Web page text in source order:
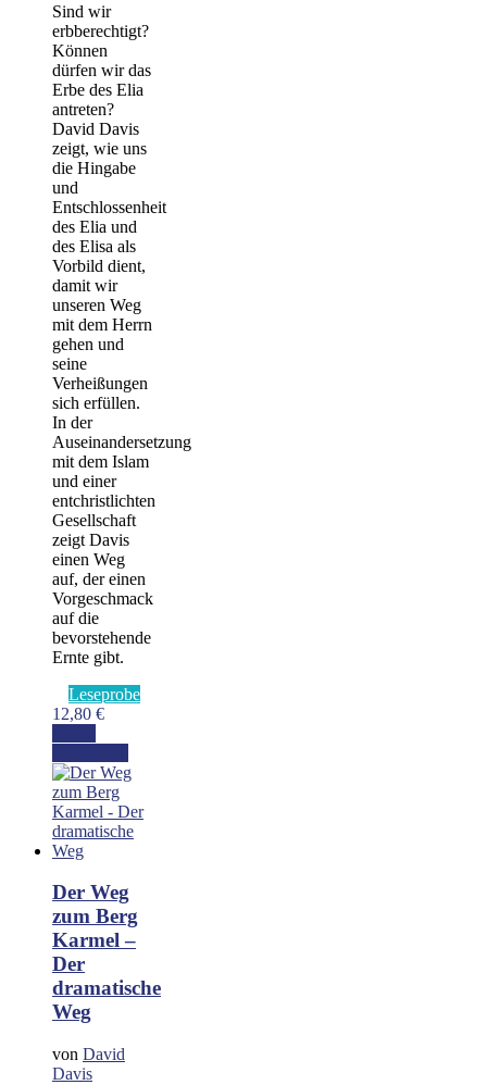
Sind wir
erbberechtigt?
Können
dürfen wir das
Erbe des Elia
antreten?
David Davis
zeigt, wie uns
die Hingabe
und
Entschlossenheit
des Elia und
des Elisa als
Vorbild dient,
damit wir
unseren Weg
mit dem Herrn
gehen und
seine
Verheißungen
sich erfüllen.
In der
Auseinandersetzung
mit dem Islam
und einer
entchristlichten
Gesellschaft
zeigt Davis
einen Weg
auf, der einen
Vorgeschmack
auf die
bevorstehende
Ernte gibt.
Leseprobe
12,80 €
Der Weg
zum Berg
Karmel –
Der
dramatische
Weg
von David
Davis